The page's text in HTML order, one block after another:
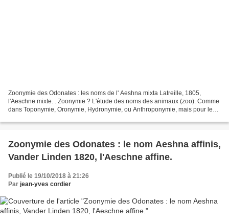
Zoonymie des Odonates : les noms de l' Aeshna mixta Latreille, 1805,
l'Aeschne mixte. . Zoonymie ? L'étude des noms des animaux (zoo). Comme
dans Toponymie, Oronymie, Hydronymie, ou Anthroponymie, mais pour les
Zoonymie des Odonates : le nom Aeshna affinis,
Vander Linden 1820, l'Aeschne affine.
Publié le 19/10/2018 à 21:26
Par jean-yves cordier